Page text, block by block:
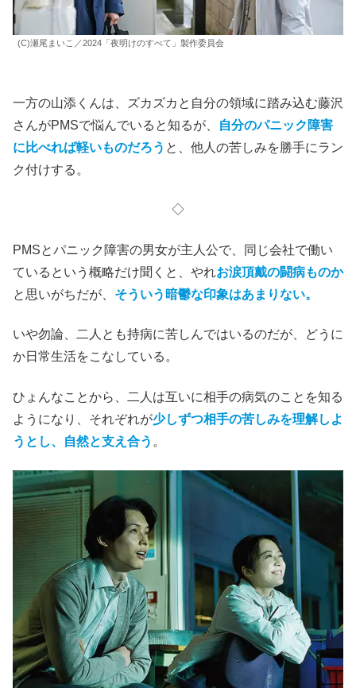
(C)瀬尾まいこ／2024「夜明けのすべて」製作委員会
一方の山添くんは、ズカズカと自分の領域に踏み込む藤沢
さんがPMSで悩んでいると知るが、
自分のパニック障害
に比べれば軽いものだろう と、他人の苦しみを勝手にラン
ク付けする。
◇
PMSとパニック障害の男女が主人公で、同じ会社で働い
ているという概略だけ聞くと、やれお涙頂戴の闘病ものか
と思いがちだが、 そういう暗鬱な印象はあまりない。
いや勿論、二人とも持病に苦しんではいるのだが、どうに
か日常生活をこなしている。
ひょんなことから、二人は互いに相手の病気のことを知る
ようになり、それぞれが少しずつ相手の苦しみを理解しよ
うとし、自然と支え合う 。